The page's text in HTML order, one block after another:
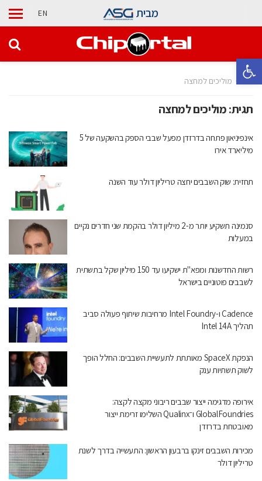
פתח סרגל נגישות
מבית EN
בית מוליכים למחצה
תגית:מוליכים למחצה
אינפיניאון פתחה בדרזדן מפעל שבבי הספק בהשקעה של 5
מיליארד אירו
תחזית: שוק השבבים יחצה טריליון דולר עוד השנה
סנמינה תשקיע יותר מ-2 מיליון דולר בהקמת שני חדרים נקיים
במעלות
רשות החדשנות ומפא"ת ישקיעו עד 150 מיליון שקל בתשתית
לשבבים פוטוניים בישראל
Cadence ו-Intel Foundry מרחיבות שיתוף פעולה סביב
תהליך Intel 14A
הנפקת SpaceX מאותתת לתעשיית השבבים: החלל הופך
לשוק תשתיות ענק
אירופה מדגימה ייצור שבבים ריבוני מקצה לקצה:
GlobalFoundries ו־Qualinx השלימו זרימת ייצור
מאובטחת בדרזדן
מכירות השבבים זינקו ברבעון הראשון: התעשייה בדרך לשנת
טריליון דולר